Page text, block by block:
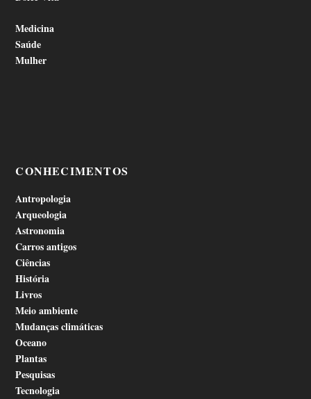
Medicina
Saúde
Mulher
CONHECIMENTOS
Antropologia
Arqueologia
Astronomia
Carros antigos
Ciências
História
Livros
Meio ambiente
Mudanças climáticas
Oceano
Plantas
Pesquisas
Tecnologia